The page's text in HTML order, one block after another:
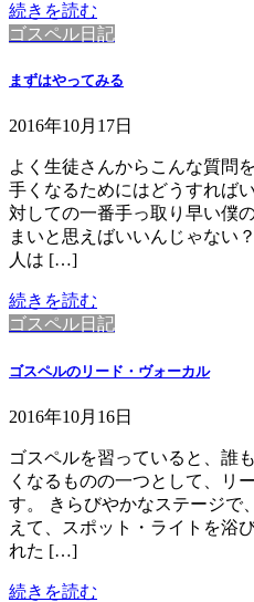
続きを読む
ゴスペル日記
まずはやってみる
2016年10月17日
よく生徒さんからこんな質問
手くなるためにはどうすれば
対しての一番手っ取り早い僕
まいと思えばいいんじゃない
人は […]
続きを読む
ゴスペル日記
ゴスペルのリード・ヴォーカル
2016年10月16日
ゴスペルを習っていると、誰
くなるものの一つとして、リ
す。 きらびやかなステージで
えて、スポット・ライトを浴
れた […]
続きを読む